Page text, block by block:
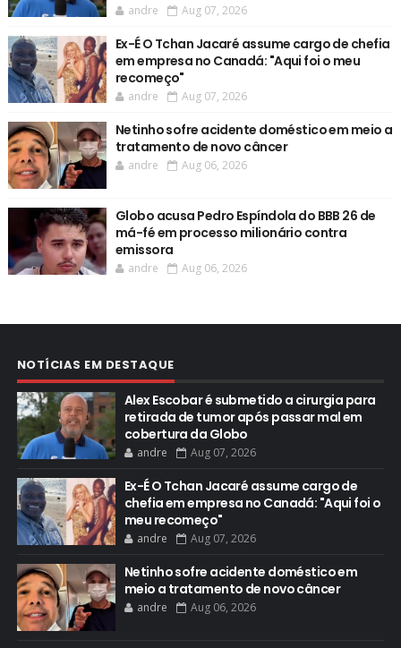
andre Aug 07, 2026
Ex-É O Tchan Jacaré assume cargo de chefia
em empresa no Canadá: "Aqui foi o meu
recomeço"
andre Aug 07, 2026
Netinho sofre acidente doméstico em meio a
tratamento de novo câncer
andre Aug 06, 2026
Globo acusa Pedro Espíndola do BBB 26 de
má-fé em processo milionário contra
emissora
andre Aug 06, 2026
NOTÍCIAS EM DESTAQUE
Alex Escobar é submetido a cirurgia para
retirada de tumor após passar mal em
cobertura da Globo
andre Aug 07, 2026
Ex-É O Tchan Jacaré assume cargo de
chefia em empresa no Canadá: "Aqui foi o
meu recomeço"
andre Aug 07, 2026
Netinho sofre acidente doméstico em
meio a tratamento de novo câncer
andre Aug 06, 2026